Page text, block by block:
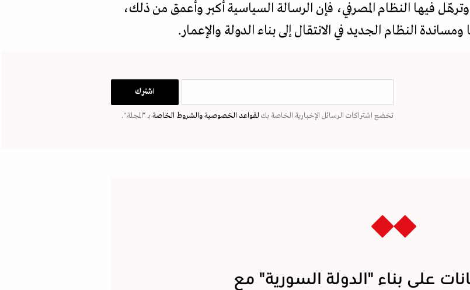
فيها النظام المصرفي، فإن الرسالة السياسية أكبر وأعمق من ذلك،
النظام الجديد في الانتقال إلى بناء الدولة والإعمار.
تخضع اشتراكات الرسائل الإخبارية الخاصة بكلقواعد الخصوصيةوالشروط الخاصة بـ “المجلة".
على بناء "الدولة السورية" مع